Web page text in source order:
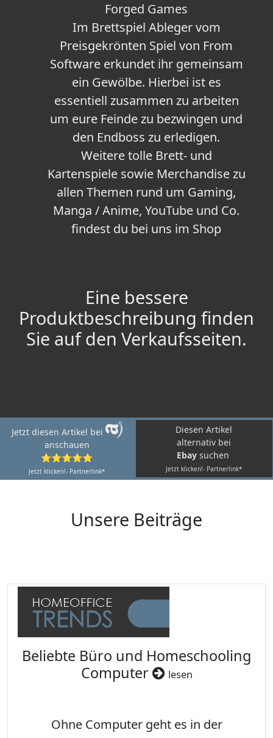
Forged Games
Im Brettspiel Ableger vom
Preisgekrönten Spiel von From
Software erkundet ihr gemeinsam
ein Gewölbe. Hierbei ist es
essentiell zusammen zu arbeiten
um eure Feinde zu bezwingen und
den Endboss zu erledigen.
Weitere tolle Brett- und
Kartenspiele sowie Merchandise zu
allen Themen rund um Gaming,
Manga / Anime, YouTube und Co.
findest du bei uns im Shop
Eine bessere
Produktbeschreibung finden
Sie auf den Verkaufsseiten.
Jetzt diesen Artikel bei
anschauen
⭐⭐⭐⭐⭐
Jetzt klicken!- Partnerlink*
Diesen Artikel
alternativ bei
Ebay suchen
Jetzt klicken!- Partnerlink*
Unsere Beiträge
Beliebte Büro und Homeschooling
Computer
lesen
Ohne Computer geht es in der